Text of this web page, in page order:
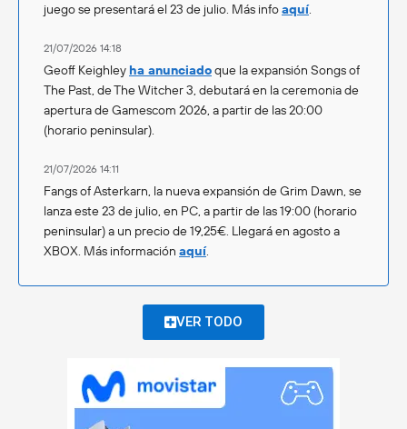
juego se presentará el 23 de julio. Más infoaquí.
21/07/2026 14:18
Geoff Keighley ha anunciadoque la expansión Songs of
The Past, de The Witcher 3, debutará en la ceremonia de
apertura de Gamescom 2026, a partir de las 20:00
(horario peninsular).
21/07/2026 14:11
Fangs of Asterkarn, la nueva expansión de Grim Dawn, se
lanza este 23 de julio, en PC, a partir de las 19:00 (horario
peninsular) a un precio de 19,25€. Llegará en agosto a
XBOX. Más información aquí.
VER TODO